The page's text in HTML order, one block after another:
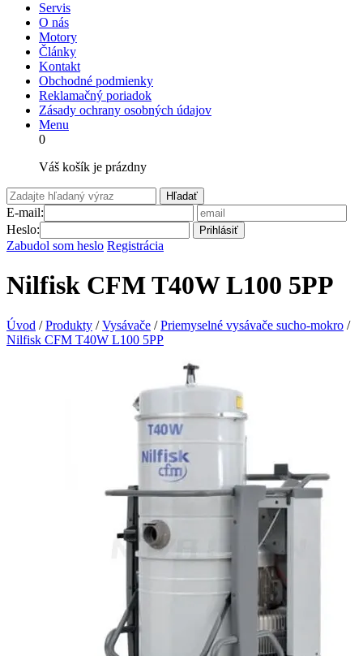
Servis
O nás
Motory
Články
Kontakt
Obchodné podmienky
Reklamačný poriadok
Zásady ochrany osobných údajov
Menu
0
Váš košík je prázdny
Hľadať
E-mail:
Heslo:
Prihlásiť
Zabudol som heslo Registrácia
Nilfisk CFM T40W L100 5PP
Úvod / Produkty / Vysávače / Priemyselné vysávače sucho-mokro /
Nilfisk CFM T40W L100 5PP